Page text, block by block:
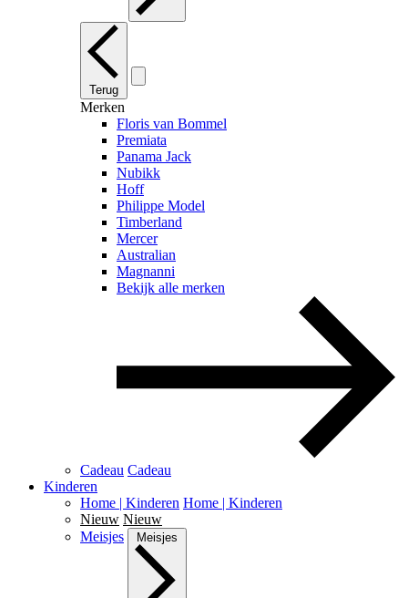
Terug
Merken
Floris van Bommel
Premiata
Panama Jack
Nubikk
Hoff
Philippe Model
Timberland
Mercer
Australian
Magnanni
Bekijk alle merken
Cadeau Cadeau
Kinderen
Home | Kinderen Home | Kinderen
Nieuw Nieuw
Meisjes
Meisjes